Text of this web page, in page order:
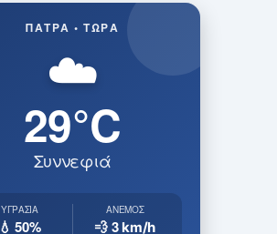
ΠΆΤΡΑ • ΤΏΡΑ
☁️
29°C
Συννεφιά
ΥΓΡΑΣΊΑ
💧 50%
ΆΝΕΜΟΣ
💨 3km/h